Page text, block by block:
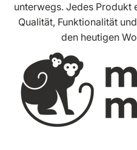
unterwegs. Jedes Produkt
Qualität, Funktionalität
den heutigen